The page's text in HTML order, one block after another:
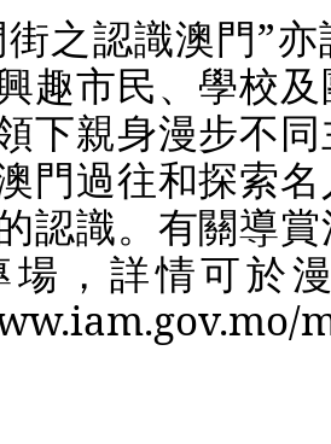
之認識澳門”
趣市民、學校
下親身漫步不
門過往和探索
認識。有關導
場，詳情可於